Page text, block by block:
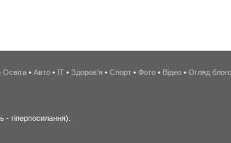
Освіта • Авто • IT • Здоров'я • Спорт • Фото • Відео • Огляд
- гіперпосилання).